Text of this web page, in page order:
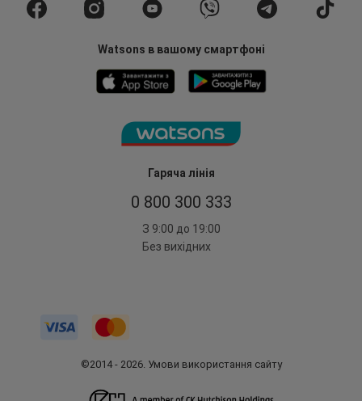
Гаряча лінія
0 800 300 333
З 9:00 до 19:00
Без вихідних
Watsons в вашому смартфоні
©2014 - 2026. Умови використання сайту